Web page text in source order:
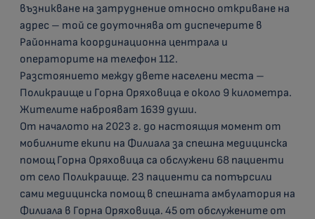
възникване на затруднение относно откриване на
адрес – той се доуточнява от диспечерите в
Районната координационна централа и
операторите на телефон 112.
Разстоянието между двете населени места –
Поликраище и Горна Оряховица е около 9 километра.
Жителите наброяват 1639 души.
От началото на 2023 г. до настоящия момент от
мобилните екипи на Филиала за спешна медицинска
помощ Горна Оряховица са обслужени 68 пациенти
от село Поликраище. 23 пациенти са потърсили
сами медицинска помощ в спешната амбулатория на
Филиала в Горна Оряховица. 45 от обслужените от